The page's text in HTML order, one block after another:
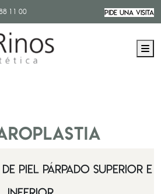
11 00 PIDE UNA VISITA
piel párpado superior e